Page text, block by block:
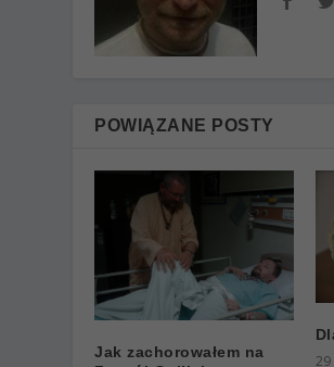
POWIĄZANE POSTY
Jak zachorowałem na
29